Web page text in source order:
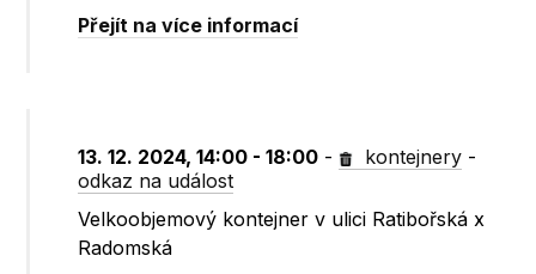
Přejít na více informací
13. 12. 2024, 14:00 - 18:00 - kontejnery -
odkaz na událost
Velkoobjemový kontejner v ulici Ratibořská x
Radomská